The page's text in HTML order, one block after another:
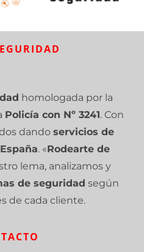
homologada por la
Policía con Nº 3241. Con
dando servicios de
España. «Rodearte de
lema, analizamos y
de seguridad según
de cada cliente.